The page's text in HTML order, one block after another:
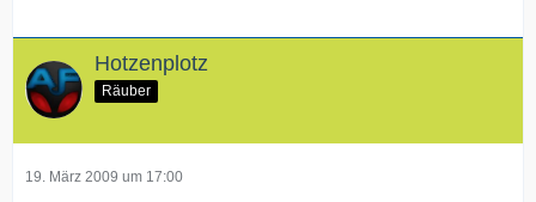
Hotzenplotz
Räuber
19. März 2009 um 17:00